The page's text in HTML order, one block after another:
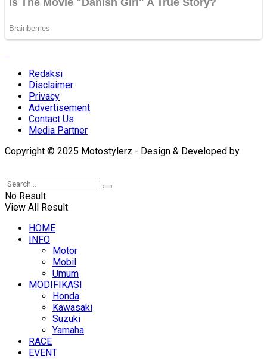
Redaksi
Disclaimer
Privacy
Advertisement
Contact Us
Media Partner
Copyright © 2025 Motostylerz - Design & Developed by
No Result
View All Result
HOME
INFO
Motor
Mobil
Umum
MODIFIKASI
Honda
Kawasaki
Suzuki
Yamaha
RACE
EVENT